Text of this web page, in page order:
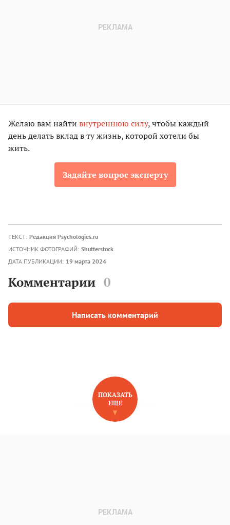
Желаю вам найти внутреннюю силу, чтобы каждый
день делать вклад в ту жизнь, которой хотели бы
жить.
Задайте вопрос эксперту
ТЕКСТ: Редакция Psychologies.ru
ИСТОЧНИК ФОТОГРАФИЙ: Shutterstock
ДАТА ПУБЛИКАЦИИ: 19 марта 2024
Комментарии 0
Написать комментарий
НОВОЕ НА САЙТЕ
ПОКАЗАТЬ
ЕЩЕ